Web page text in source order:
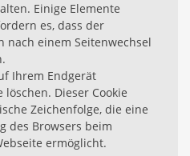
Einige Elemente
es, dass der
nach einem Seitenwechsel
Ihrem Endgerät
Dieser Cookie
Zeichenfolge, die eine
des Browsers beim
ermöglicht.